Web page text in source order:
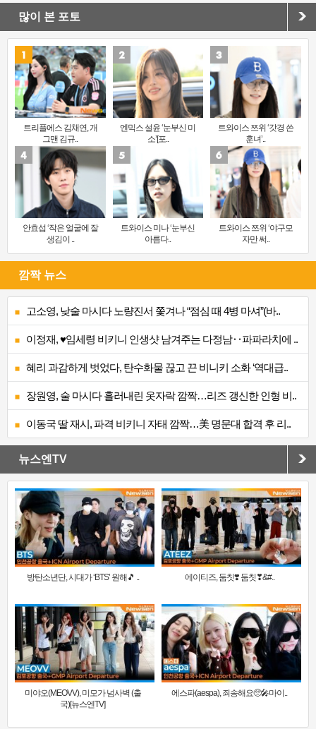
많이 본 포토
트리플에스 김채연, 개
그맨 김규..
엔믹스 설윤 ‘눈부신 미
소’[포..
트와이스 쯔위 ‘갓경 쓴
훈녀’..
안효섭 ‘작은 얼굴에 잘
생김이 ..
트와이스 미나 ‘눈부신
아름다..
트와이스 쯔위 ‘야구모
자만 써..
깜짝 뉴스
고소영, 낮술 마시다 노량진서 쫓겨나 “점심 때 4병 마셔”(바..
이정재, ♥임세령 비키니 인생샷 남겨주는 다정남‥파파라치에 ..
혜리 과감하게 벗었다, 탄수화물 끊고 끈 비니키 소화 ‘역대급..
장원영, 술 마시다 흘러내린 옷자락 깜짝…리즈 갱신한 인형 비..
이동국 딸 재시, 파격 비키니 자태 깜짝…美 명문대 합격 후 리..
뉴스엔TV
방탄소년단, 시대가 ‘BTS’ 원해🎵 .. 에이티즈, 둠칫❣️ 둠칫❣&#..
미야오(MEOVV), 미모가 넘사벽 (출
국)[뉴스엔TV]
에스파(aespa), 죄송해요🥺🎤마이..